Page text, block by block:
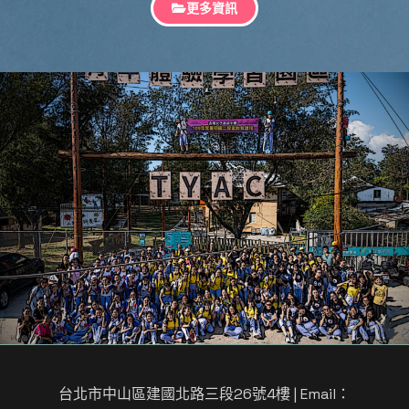
更多資訊
台北市中山區建國北路三段26號4樓 | Email：